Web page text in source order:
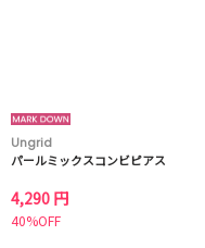
Ungrid
パールミックスコンビピアス
4,290 円
40%OFF